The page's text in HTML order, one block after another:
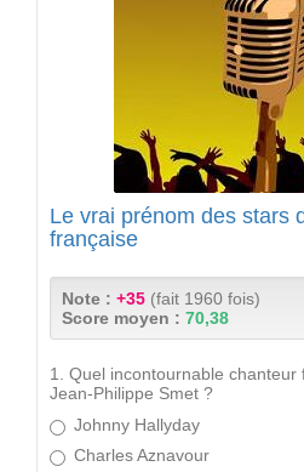
Le vrai prénom des stars
française
Note : +35 (fait 1960 fois)
Score moyen : 70,38
1. Quel incontournable chanteur
Jean-Philippe Smet ?
Johnny Hallyday
Charles Aznavour